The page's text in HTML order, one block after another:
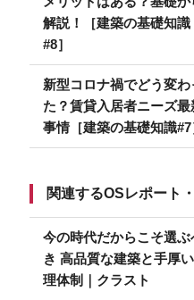
解説！［建築の基礎知識
#8］
新型コロナ禍でどう変わ
た？賃貸入居者ニーズ最
事情［建築の基礎知識#7
関連するOSレポート
今の時代だからこそ選ぶ
き 高品質な建築と手厚
理体制｜クラスト